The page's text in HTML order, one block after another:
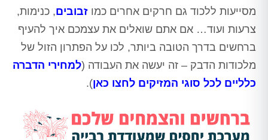
מסייעות ללכוד גם חרקים אחרים כמו זבובים, כנימות,
צרעות ועוד… אם אתם שואלים את עצמכם איך להעיף
ברחשים בדרך הטובה ביותר, לכו על הפתרון הזול של
מלכודות הדבק – זה יעשה את העבודה (למחירי הדברה
כלליים לכל סוגי המזיקים לחצו כאן).